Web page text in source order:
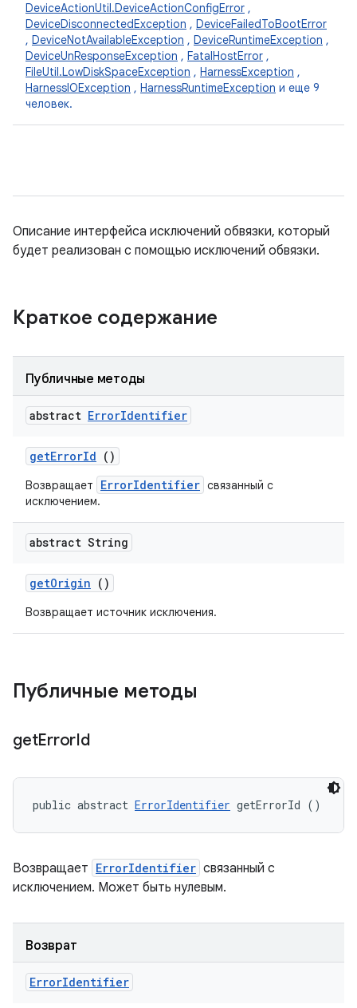
DeviceActionUtil.DeviceActionConfigError ,
DeviceDisconnectedException , DeviceFailedToBootError
, DeviceNotAvailableException , DeviceRuntimeException ,
DeviceUnResponseException , FatalHostError ,
FileUtil.LowDiskSpaceException , HarnessException ,
HarnessIOException , HarnessRuntimeException и еще 9
человек.
Описание интерфейса исключений обвязки, который
будет реализован с помощью исключений обвязки.
Краткое содержание
Публичные методы
abstract ErrorIdentifier
getErrorId ()
Возвращает ErrorIdentifier связанный с
исключением.
abstract String
getOrigin ()
Возвращает источник исключения.
Публичные методы
getErrorId
public abstract ErrorIdentifier getErrorId ()
Возвращает ErrorIdentifier связанный с
исключением. Может быть нулевым.
Возврат
ErrorIdentifier